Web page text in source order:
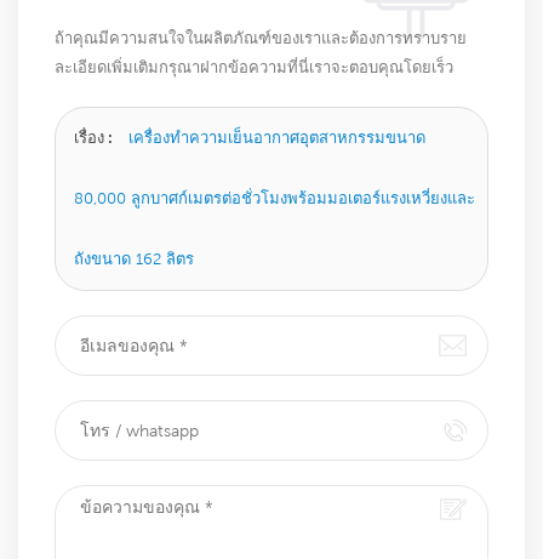
ถ้าคุณมีความสนใจในผลิตภัณฑ์ของเราและต้องการทราบราย
ละเอียดเพิ่มเติมกรุณาฝากข้อความที่นี่เราจะตอบคุณโดยเร็ว
เรื่อง : เครื่องทำความเย็นอากาศอุตสาหกรรมขนาด
80,000 ลูกบาศก์เมตรต่อชั่วโมงพร้อมมอเตอร์แรงเหวี่ยงและ
ถังขนาด 162 ลิตร